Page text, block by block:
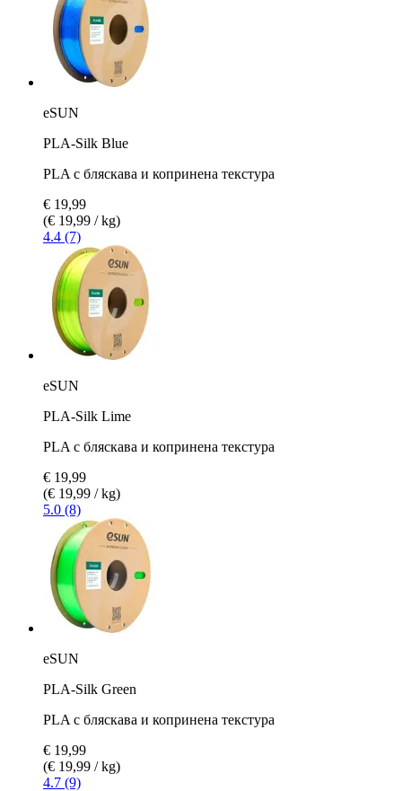
eSUN
PLA-Silk Blue
PLA с бляскава и копринена текстура
€ 19,99
(€ 19,99 / kg)
4.4 (7)
eSUN
PLA-Silk Lime
PLA с бляскава и копринена текстура
€ 19,99
(€ 19,99 / kg)
5.0 (8)
eSUN
PLA-Silk Green
PLA с бляскава и копринена текстура
€ 19,99
(€ 19,99 / kg)
4.7 (9)